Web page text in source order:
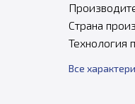
Страна
Технология
Все